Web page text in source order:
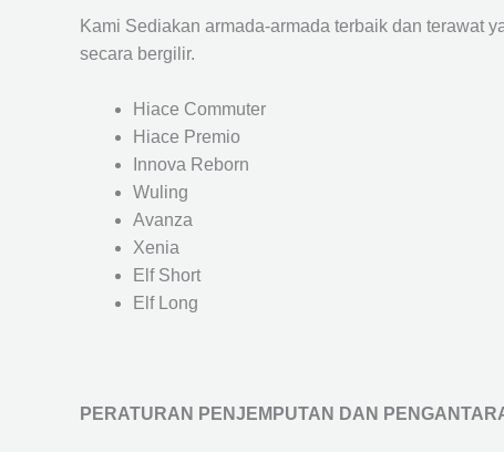
Kami Sediakan armada-armada terbaik dan terawat
secara bergilir.
Hiace Commuter
Hiace Premio
Innova Reborn
Wuling
Avanza
Xenia
Elf Short
Elf Long
PERATURAN PENJEMPUTAN DAN